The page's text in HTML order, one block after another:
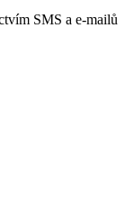
SMS a e-mailů